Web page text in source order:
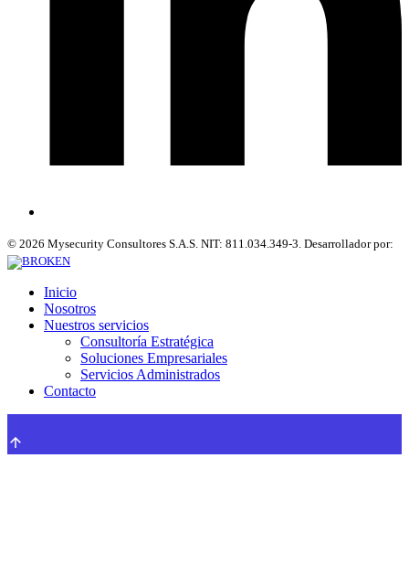
© 2026 Mysecurity Consultores S.A.S. NIT: 811.034.349-3. Desarrollador por:
Inicio
Nosotros
Nuestros servicios
Consultoría Estratégica
Soluciones Empresariales
Servicios Administrados
Contacto